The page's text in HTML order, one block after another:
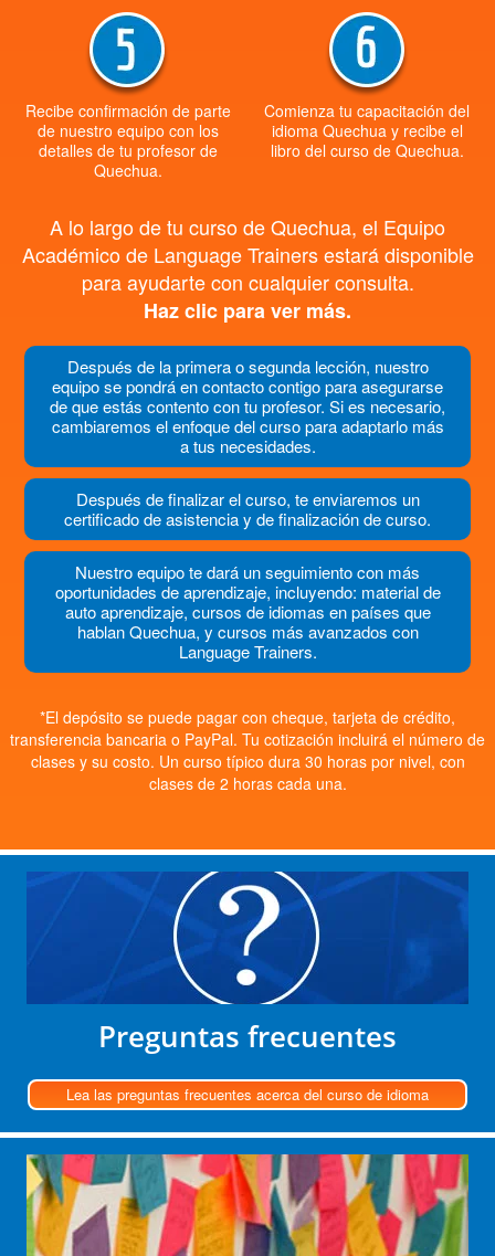
Recibe confirmación de parte
de nuestro equipo con los
detalles de tu profesor de
Quechua.
Comienza tu capacitación del
idioma Quechua y recibe el
libro del curso de Quechua.
A lo largo de tu curso de Quechua, el Equipo
Académico de Language Trainers estará disponible
para ayudarte con cualquier consulta.
Haz clic para ver más.
Después de la primera o segunda lección, nuestro
equipo se pondrá en contacto contigo para asegurarse
de que estás contento con tu profesor. Si es necesario,
cambiaremos el enfoque del curso para adaptarlo más
a tus necesidades.
Después de finalizar el curso, te enviaremos un
certificado de asistencia y de finalización de curso.
Nuestro equipo te dará un seguimiento con más
oportunidades de aprendizaje, incluyendo: material de
auto aprendizaje, cursos de idiomas en países que
hablan Quechua, y cursos más avanzados con
Language Trainers.
*El depósito se puede pagar con cheque, tarjeta de crédito,
transferencia bancaria o PayPal. Tu cotización incluirá el número de
clases y su costo. Un curso típico dura 30 horas por nivel, con
clases de 2 horas cada una.
Preguntas frecuentes
Lea las preguntas frecuentes acerca del curso de idioma